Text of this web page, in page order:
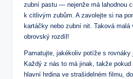
zubní pastu — nejenže má lahodnou
k citlivým zubům. A zavolejte si na
kartáčky nebo zubní nit. Taková malá
obrovský rozdíl!
Pamatujte, jakékoliv potíže s rovnáky
Každý z nás to má jinak, takže
hlavní hrdina ve strašidelném filmu,